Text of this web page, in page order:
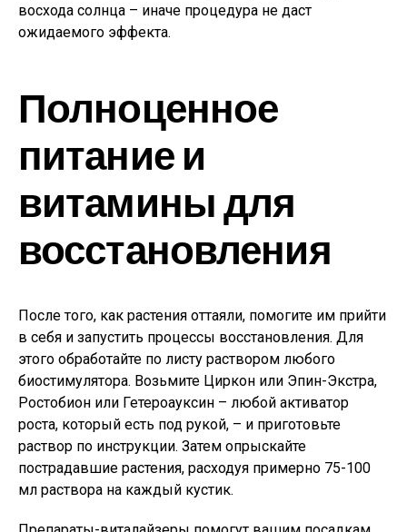
восхода солнца – иначе процедура не даст
ожидаемого эффекта.
Полноценное
питание и
витамины для
восстановления
После того, как растения оттаяли, помогите им прийти
в себя и запустить процессы восстановления. Для
этого обработайте по листу раствором любого
биостимулятора. Возьмите Циркон или Эпин-Экстра,
Ростобион или Гетероауксин – любой активатор
роста, который есть под рукой, – и приготовьте
раствор по инструкции. Затем опрыскайте
пострадавшие растения, расходуя примерно 75-100
мл раствора на каждый кустик.